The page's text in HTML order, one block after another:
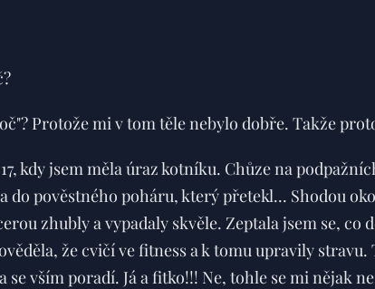
Protože mi v tom těle nebylo dobře. Takže
kdy jsem měla úraz kotníku. Chůze na
do pověstného poháru, který přetekl... Shodou
zhubly a vypadaly skvěle. Zeptala jsem se, co
že cvičí ve fitness a k tomu upravily
se vším poradí. Já a fitko!!! Ne, tohle se mi nějak